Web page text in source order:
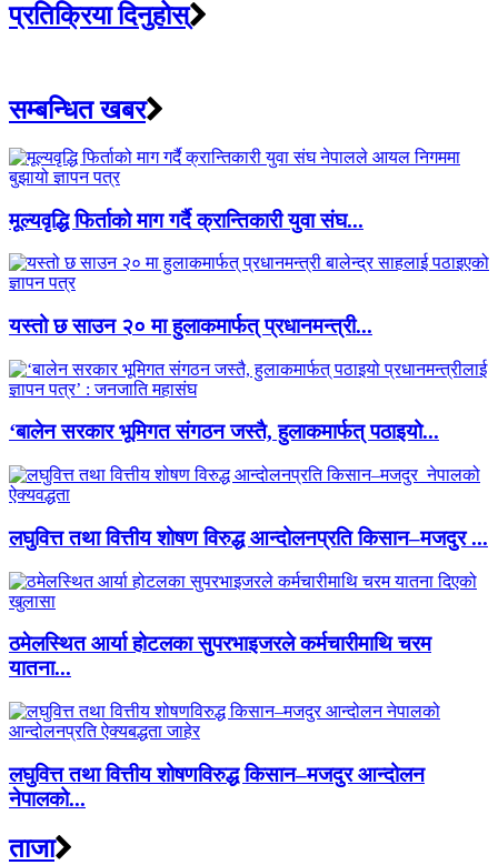
प्रतिक्रिया दिनुहोस्
सम्बन्धित खबर
मूल्यवृद्धि फिर्ताको माग गर्दै क्रान्तिकारी युवा संघ...
यस्तो छ साउन २० मा हुलाकमार्फत् प्रधानमन्त्री...
‘बालेन सरकार भूमिगत संगठन जस्तै, हुलाकमार्फत् पठाइयो...
लघुवित्त तथा वित्तीय शोषण विरुद्ध आन्दोलनप्रति किसान–मजदुर ...
ठमेलस्थित आर्या होटलका सुपरभाइजरले कर्मचारीमाथि चरम
यातना...
लघुवित्त तथा वित्तीय शोषणविरुद्ध किसान–मजदुर आन्दोलन
नेपालको...
ताजा